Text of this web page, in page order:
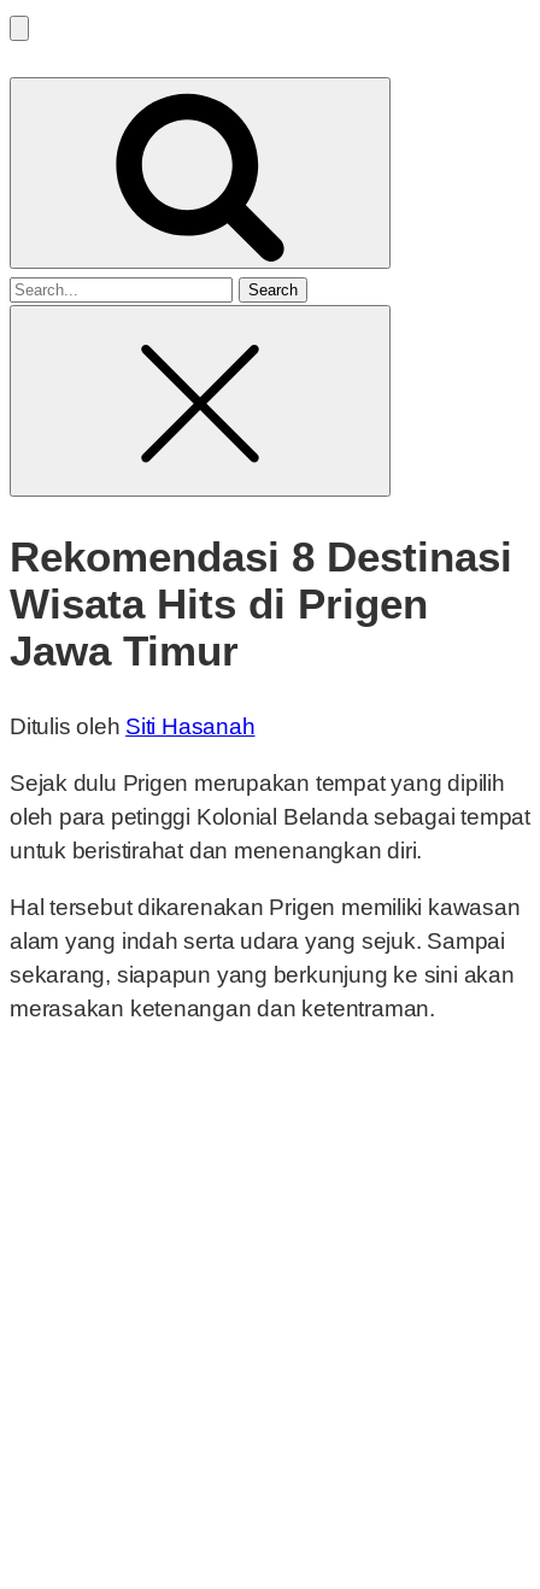
Search
Rekomendasi 8 Destinasi
Wisata Hits di Prigen
Jawa Timur
Ditulis oleh Siti Hasanah
Sejak dulu Prigen merupakan tempat yang dipilih
oleh para petinggi Kolonial Belanda sebagai tempat
untuk beristirahat dan menenangkan diri.
Hal tersebut dikarenakan Prigen memiliki kawasan
alam yang indah serta udara yang sejuk. Sampai
sekarang, siapapun yang berkunjung ke sini akan
merasakan ketenangan dan ketentraman.